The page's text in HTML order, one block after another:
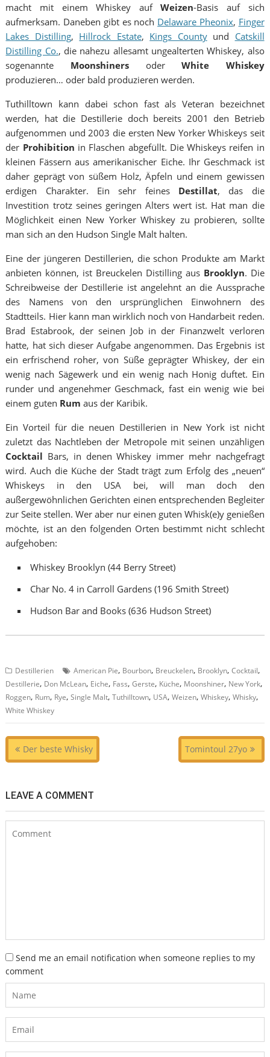
macht mit einem Whiskey aufWeizen-Basis auf sich
aufmerksam. Daneben gibt es noch Delaware Pheonix, Finger
Lakes Distilling, Hillrock Estate, Kings Countyund Catskill
Distilling Co., die nahezu allesamt ungealterten Whiskey, also
sogenannte Moonshiners oderWhite Whiskey
produzieren… oder bald produzieren werden.
Tuthilltown kann dabei schon fast als Veteran bezeichnet
werden, hat die Destillerie doch bereits 2001 den Betrieb
aufgenommen und 2003 die ersten New Yorker Whiskeys seit
der Prohibition in Flaschen abgefüllt. Die Whiskeys reifen in
kleinen Fässern aus amerikanischer Eiche. Ihr Geschmack ist
daher geprägt von süßem Holz, Äpfeln und einem gewissen
erdigen Charakter. Ein sehr feines Destillat, das die
Investition trotz seines geringen Alters wert ist. Hat man die
Möglichkeit einen New Yorker Whiskey zu probieren, sollte
man sich an den Hudson Single Malt halten.
Eine der jüngeren Destillerien, die schon Produkte am Markt
anbieten können, ist Breuckelen Distilling aus Brooklyn. Die
Schreibweise der Destillerie ist angelehnt an die Aussprache
des Namens von den ursprünglichen Einwohnern des
Stadtteils. Hier kann man wirklich noch von Handarbeit reden.
Brad Estabrook, der seinen Job in der Finanzwelt verloren
hatte, hat sich dieser Aufgabe angenommen. Das Ergebnis ist
ein erfrischend roher, von Süße geprägter Whiskey, der ein
wenig nach Sägewerk und ein wenig nach Honig duftet. Ein
runder und angenehmer Geschmack, fast ein wenig wie bei
einem guten Rumaus der Karibik.
Ein Vorteil für die neuen Destillerien in New York ist nicht
zuletzt das Nachtleben der Metropole mit seinen unzähligen
Cocktail Bars, in denen Whiskey immer mehr nachgefragt
wird. Auch die Küche der Stadt trägt zum Erfolg des „neuen“
Whiskeys in den USA bei, will man doch den
außergewöhnlichen Gerichten einen entsprechenden Begleiter
zur Seite stellen. Wer aber nur einen guten Whisk(e)y genießen
möchte, ist an den folgenden Orten bestimmt nicht schlecht
aufgehoben:
Whiskey Brooklyn (44 Berry Street)
Char No. 4 in Carroll Gardens (196 Smith Street)
Hudson Bar and Books (636 Hudson Street)
Destillerien American Pie, Bourbon, Breuckelen, Brooklyn,Cocktail,
Destillerie, Don McLean, Eiche, Fass,Gerste, Küche, Moonshiner, New York,
Roggen, Rum, Rye,Single Malt,Tuthilltown, USA,Weizen,Whiskey,Whisky,
White Whiskey
Beitragsnavigation
Der beste Whisky Tomintoul 27yo
LEAVE A COMMENT
Send me an email notification when someone replies to my
comment